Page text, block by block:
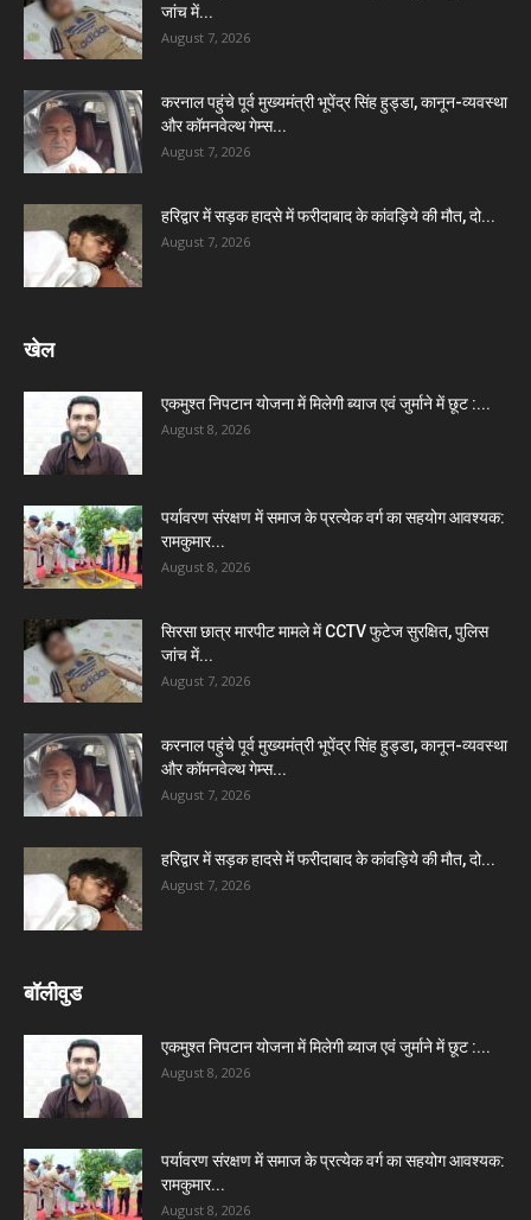
जांच में...
August 7, 2026
करनाल पहुंचे पूर्व मुख्यमंत्री भूपेंद्र सिंह हुड्डा, कानून-व्यवस्था
और कॉमनवेल्थ गेम्स...
August 7, 2026
हरिद्वार में सड़क हादसे में फरीदाबाद के कांवड़िये की मौत, दो...
August 7, 2026
खेल
एकमुश्त निपटान योजना में मिलेगी ब्याज एवं जुर्माने में छूट :...
August 8, 2026
पर्यावरण संरक्षण में समाज के प्रत्येक वर्ग का सहयोग आवश्यक:
रामकुमार...
August 8, 2026
सिरसा छात्र मारपीट मामले में CCTV फुटेज सुरक्षित, पुलिस
जांच में...
August 7, 2026
करनाल पहुंचे पूर्व मुख्यमंत्री भूपेंद्र सिंह हुड्डा, कानून-व्यवस्था
और कॉमनवेल्थ गेम्स...
August 7, 2026
हरिद्वार में सड़क हादसे में फरीदाबाद के कांवड़िये की मौत, दो...
August 7, 2026
बॉलीवुड
एकमुश्त निपटान योजना में मिलेगी ब्याज एवं जुर्माने में छूट :...
August 8, 2026
पर्यावरण संरक्षण में समाज के प्रत्येक वर्ग का सहयोग आवश्यक:
रामकुमार...
August 8, 2026